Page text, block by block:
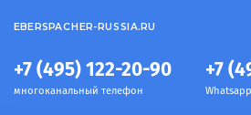
+7 (495) 122-20-90
многоканальный телефон
+7
EBERSPACHER-RUSSIA.RU